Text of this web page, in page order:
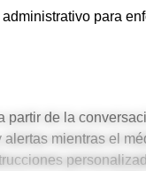
para
partir de la
mientras el